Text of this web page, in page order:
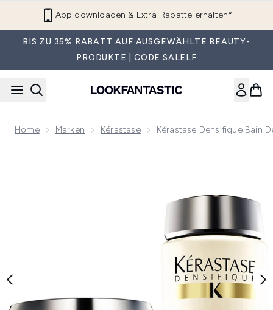
App downloaden & Extra-Rabatte erhalten*
BIS ZU 35% RABATT AUF AUSGEWÄHLTE BEAUTY-
PRODUKTE | CODE SALELF
Home Marken Kérastase Kérastase Densifique Bain